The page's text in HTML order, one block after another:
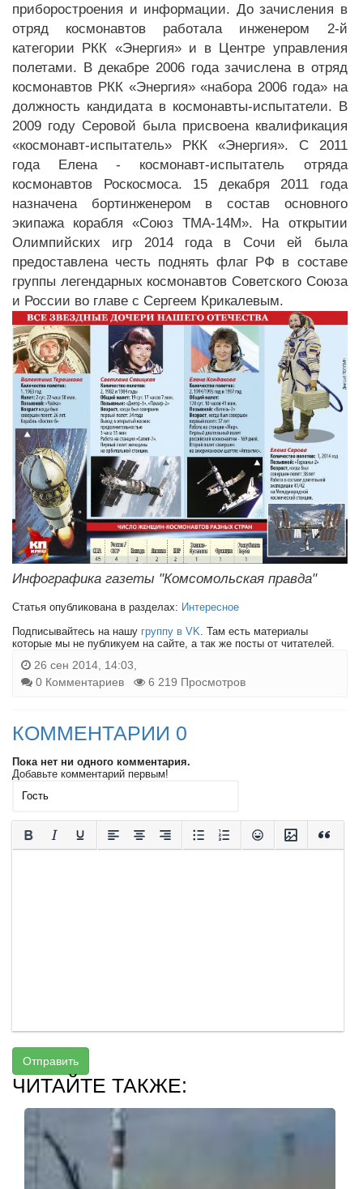
приборостроения и информации. До зачисления в
отряд космонавтов работала инженером 2-й
категории РКК «Энергия» и в Центре управления
полетами. В декабре 2006 года зачислена в отряд
космонавтов РКК «Энергия» «набора 2006 года» на
должность кандидата в космонавты-испытатели. В
2009 году Серовой была присвоена квалификация
«космонавт-испытатель» РКК «Энергия». С 2011
года Елена - космонавт-испытатель отряда
космонавтов Роскосмоса. 15 декабря 2011 года
назначена бортинженером в состав основного
экипажа корабля «Союз ТМА-14М». На открытии
Олимпийских игр 2014 года в Сочи ей была
предоставлена честь поднять флаг РФ в составе
группы легендарных космонавтов Советского Союза
и России во главе с Сергеем Крикалевым.
Инфографика газеты "Комсомольская правда"
Статья опубликована в разделах: Интересное
Подписывайтесь на нашу группу в VK . Там есть материалы
которые мы не публикуем на сайте, а так же посты от читателей.
26 сен 2014, 14:03,
0 Комментариев
6 219 Просмотров
КОММЕНТАРИИ 0
Пока нет ни одного комментария.
Добавьте комментарий первым!
Отправить
ЧИТАЙТЕ ТАКЖЕ: